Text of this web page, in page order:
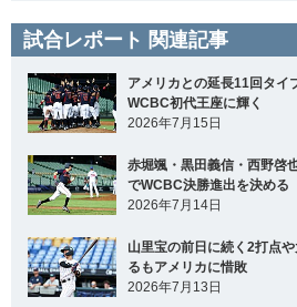
試合レポート 関連記事
アメリカとの延長11回タイ
WCBC初代王座に輝く
2026年7月15日
赤堀颯・黒田義信・西野啓
でWCBC決勝進出を決める
2026年7月14日
山里宝の前日に続く2打点
るもアメリカに惜敗
2026年7月13日